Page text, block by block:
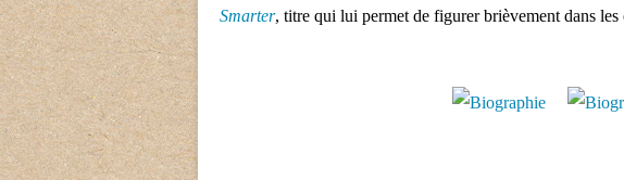
Smarter, titre qui lui permet de figurer brièvement dans les